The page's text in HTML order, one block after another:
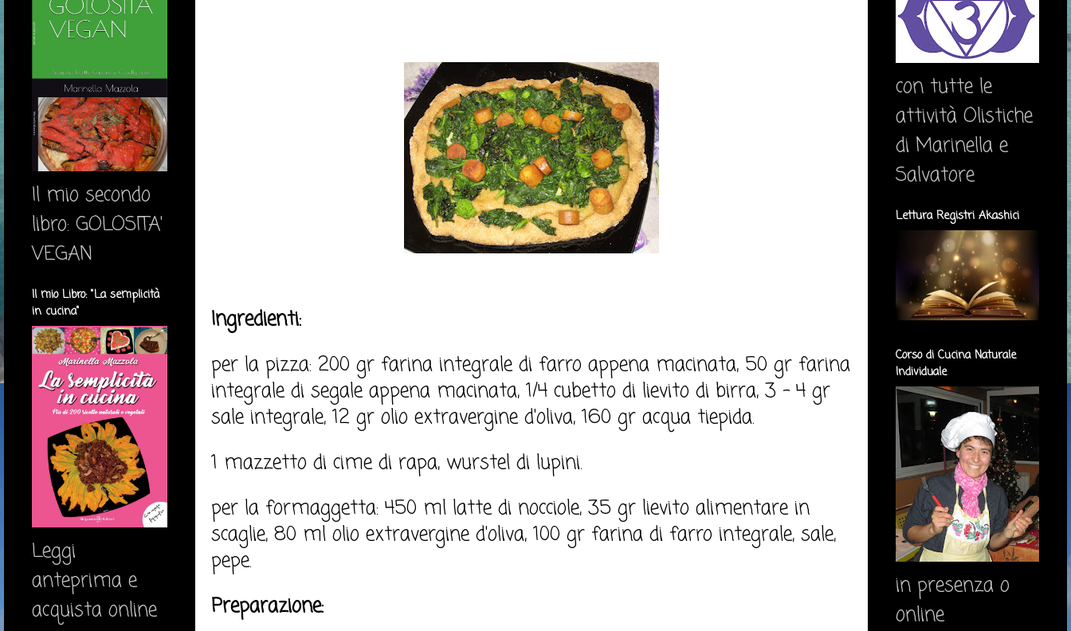
Ingredienti:
per la pizza: 200 gr farina integrale di farro appena macinata, 50 gr farina
integrale di segale appena macinata, 1/4 cubetto di lievito di birra, 3 - 4 gr
sale integrale, 12 gr olio extravergine d'oliva, 160 gr acqua tiepida.
1 mazzetto di cime di rapa, wurstel di lupini.
per la formaggetta: 450 ml latte di nocciole, 35 gr lievito alimentare in
scaglie, 80 ml olio extravergine d'oliva, 100 gr farina di farro integrale, sale,
pepe.
Preparazione:
Il mio secondo
libro: GOLOSITA'
VEGAN
Il mio Libro: "La semplicità
in cucina"
Leggi
anteprima e
acquista online
con tutte le
attività Olistiche
di Marinella e
Salvatore
Lettura Registri Akashici
Corso di Cucina Naturale
Individuale
in presenza o
online